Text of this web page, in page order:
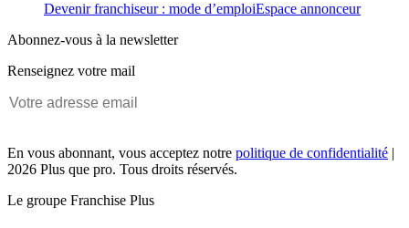
Devenir franchiseur : mode d’emploiEspace annonceur
Abonnez-vous à la newsletter
Renseignez votre mail
En vous abonnant, vous acceptez notre politique de confidentialité |
2026 Plus que pro. Tous droits réservés.
Le groupe Franchise Plus